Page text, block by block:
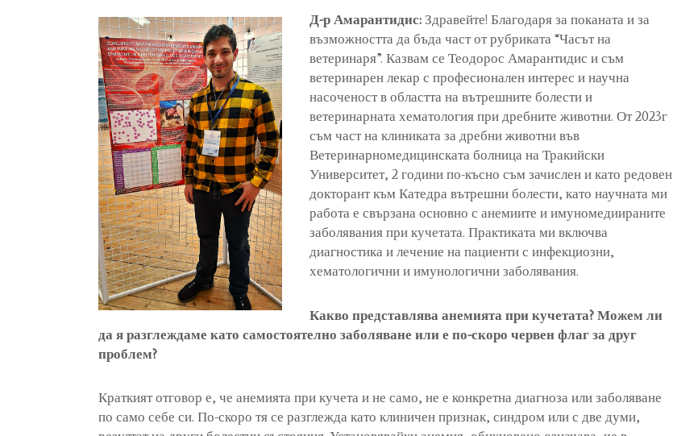
Д-р Амарантидис: Здравейте! Благодаря за поканата и за
възможността да бъда част от рубриката “Часът на
ветеринаря”. Казвам се Теодорос Амарантидис и съм
ветеринарен лекар с професионален интерес и научна
насоченост в областта на вътрешните болести и
ветеринарната хематология при дребните животни. От 2023г
съм част на клиниката за дребни животни във
Ветеринарномедицинската болница на Тракийски
Университет, 2 години по-късно съм зачислен и като редовен
докторант към Катедра вътрешни болести, като научната ми
работа е свързана основно с анемиите и имуномедиираните
заболявания при кучетата. Практиката ми включва
диагностика и лечение на пациенти с инфекциозни,
хематологични и имунологични заболявания.
Какво представлява анемията при кучетата? Можем ли
да я разглеждаме като самостоятелно заболяване или е по-скоро червен флаг за друг
проблем?
Краткият отговор е, че анемията при кучета и не само, не е конкретна диагноза или заболяване
по само себе си. По-скоро тя се разглежда като клиничен признак, синдром или с две думи,